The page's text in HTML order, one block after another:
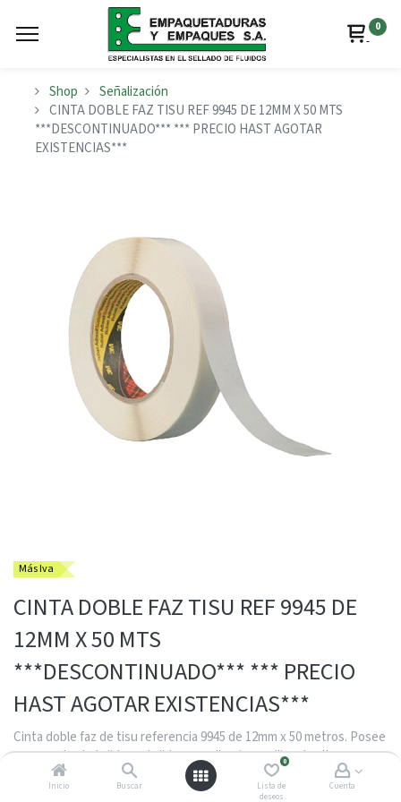
Inicio Buscar
0
Lista de
deseos
Cuenta
0
Shop
Señalización
CINTA DOBLE FAZ TISU REF 9945 DE 12MM X 50 MTS
***DESCONTINUADO*** *** PRECIO HAST AGOTAR
EXISTENCIAS***
Más Iva
CINTA DOBLE FAZ TISU REF 9945 DE
12MM X 50 MTS
***DESCONTINUADO*** *** PRECIO
HAST AGOTAR EXISTENCIAS***
Cinta doble faz de tisu referencia 9945 de 12mm x 50 metros. Posee
un soporte de tejido no tejido con adhesivo acrilico de alta
adherencia. Es ideal para laminacion de materiales ligeros,
manualidades industriales, cierres de carpetas y montajes en